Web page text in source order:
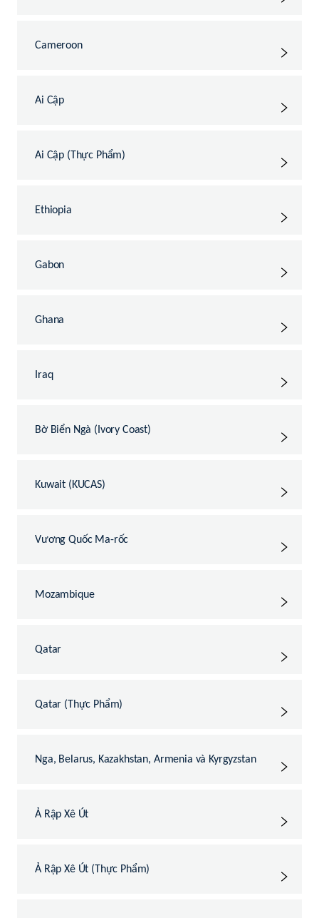
Cameroon
Ai Cập
Ai Cập (Thực Phẩm)
Ethiopia
Gabon
Ghana
Iraq
Bờ Biển Ngà (Ivory Coast)
Kuwait (KUCAS)
Vương Quốc Ma-rốc
Mozambique
Qatar
Qatar (Thực Phẩm)
Nga, Belarus, Kazakhstan, Armenia và Kyrgyzstan
Ả Rập Xê Út
Ả Rập Xê Út (Thực Phẩm)